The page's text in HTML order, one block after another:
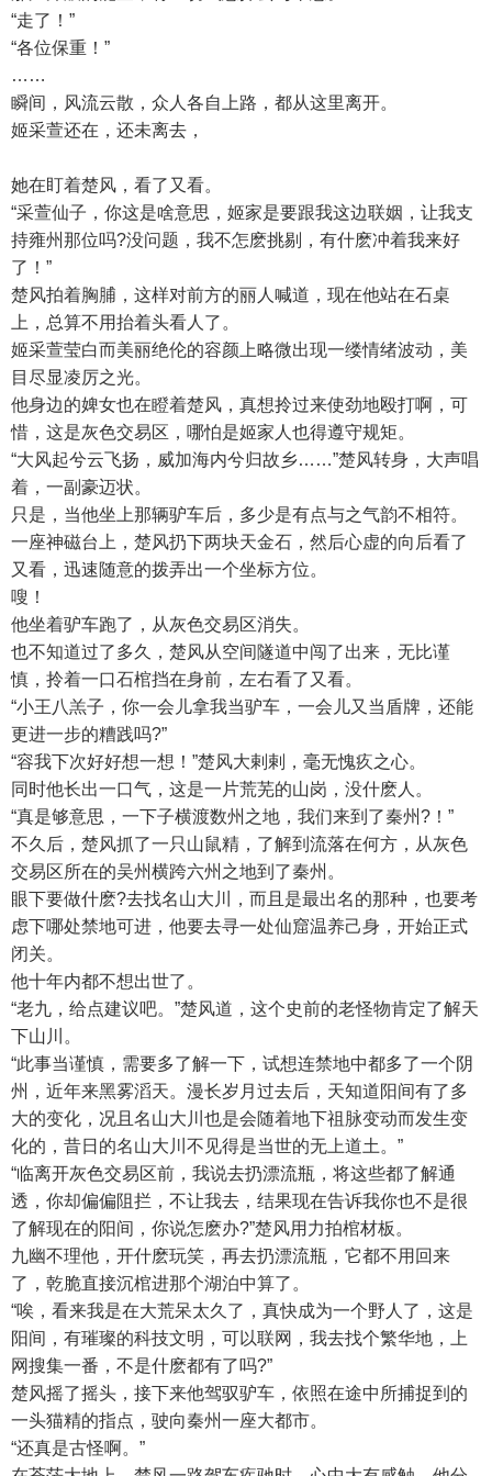
“走了！”
“各位保重！”
……
瞬间，风流云散，众人各自上路，都从这里离开。
姬采萱还在，还未离去，
她在盯着楚风，看了又看。
“采萱仙子，你这是啥意思，姬家是要跟我这边联姻，让我支
持雍州那位吗?没问题，我不怎麽挑剔，有什麽冲着我来好
了！”
楚风拍着胸脯，这样对前方的丽人喊道，现在他站在石桌
上，总算不用抬着头看人了。
姬采萱莹白而美丽绝伦的容颜上略微出现一缕情绪波动，美
目尽显凌厉之光。
他身边的婢女也在瞪着楚风，真想拎过来使劲地殴打啊，可
惜，这是灰色交易区，哪怕是姬家人也得遵守规矩。
“大风起兮云飞扬，威加海内兮归故乡……”楚风转身，大声唱
着，一副豪迈状。
只是，当他坐上那辆驴车后，多少是有点与之气韵不相符。
一座神磁台上，楚风扔下两块天金石，然后心虚的向后看了
又看，迅速随意的拨弄出一个坐标方位。
嗖！
他坐着驴车跑了，从灰色交易区消失。
也不知道过了多久，楚风从空间隧道中闯了出来，无比谨
慎，拎着一口石棺挡在身前，左右看了又看。
“小王八羔子，你一会儿拿我当驴车，一会儿又当盾牌，还能
更进一步的糟践吗?”
“容我下次好好想一想！”楚风大剌剌，毫无愧疚之心。
同时他长出一口气，这是一片荒芜的山岗，没什麽人。
“真是够意思，一下子横渡数州之地，我们来到了秦州?！”
不久后，楚风抓了一只山鼠精，了解到流落在何方，从灰色
交易区所在的吴州横跨六州之地到了秦州。
眼下要做什麽?去找名山大川，而且是最出名的那种，也要考
虑下哪处禁地可进，他要去寻一处仙窟温养己身，开始正式
闭关。
他十年内都不想出世了。
“老九，给点建议吧。”楚风道，这个史前的老怪物肯定了解天
下山川。
“此事当谨慎，需要多了解一下，试想连禁地中都多了一个阴
州，近年来黑雾滔天。漫长岁月过去后，天知道阳间有了多
大的变化，况且名山大川也是会随着地下祖脉变动而发生变
化的，昔日的名山大川不见得是当世的无上道土。”
“临离开灰色交易区前，我说去扔漂流瓶，将这些都了解通
透，你却偏偏阻拦，不让我去，结果现在告诉我你也不是很
了解现在的阳间，你说怎麽办?”楚风用力拍棺材板。
九幽不理他，开什麽玩笑，再去扔漂流瓶，它都不用回来
了，乾脆直接沉棺进那个湖泊中算了。
“唉，看来我是在大荒呆太久了，真快成为一个野人了，这是
阳间，有璀璨的科技文明，可以联网，我去找个繁华地，上
网搜集一番，不是什麽都有了吗?”
楚风摇了摇头，接下来他驾驭驴车，依照在途中所捕捉到的
一头猫精的指点，驶向秦州一座大都市。
“还真是古怪啊。”